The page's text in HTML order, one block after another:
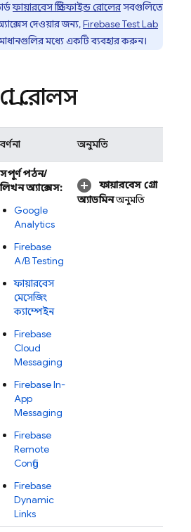
ফায়ারবেস প্রিডিফাইন্ড রোলেরসবগুলিতে
দেওয়ার জন্য,Firebase Test Lab
মধ্যে একটি ব্যবহার করুন।
রোলস
বর্ণনা অনুমতি
সম্পূর্ণ পঠন/
লিখন অ্যাক্সেস:
Google
Analytics
Firebase
A/B Testing
ফায়ারবেস
মেসেজিং
ক্যাম্পেইন
Firebase
Cloud
Messaging
Firebase In-
App
Messaging
Firebase
Remote
Config
Firebase
Dynamic
Links
ফায়ারবেস গ্রো
অ্যাডমিনঅনুমতি